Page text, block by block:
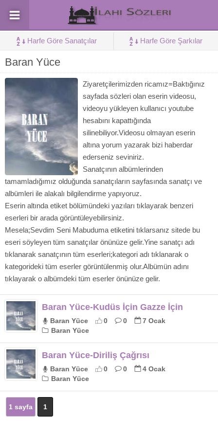
Harfe Göre Sanatçılar Harfe Göre Şarkılar
Baran Yüce
Ziyaretçilerimizden ricamız=Baktığınız
sayfada sözleri olan eserin videosu,
videoyu yükleyen kullanıcı youtube
hesabını kapattığında
silinebiliyor.Videosu olmayan eserin
altına yorum yazarak bizi haberdar
ederseniz seviniriz.
Sanatçının albümlerinden
tamamladığımız olduğunda sanatçıların sayfasında sanatçı ve
albümleri ile alakalı bilgilendirme yapıyoruz.
Eserin altında etiket bölümündeki yazıları tıklayarak benzeri
eserleri bir arada görüntüleyebilirsiniz.
Mesela;Sevdim Seni Mabuduma etiketini tıklarsanız sitede bu
eseri söyleyen tüm sanatçılar önünüze gelir.Yine sanatçı adı
tıklanarak sanatçının tüm eserleri;kategori adı tıklanarak o
kategorideki tüm eserler görüntülenmiş olur.Albümün adını
tıklayarak o albümdeki tüm eserler önünüze gelir.
Baran Yüce-Kudüs İçin Gazze İçin
Baran Yüce 0 0
7 Ocak
Baran Yüce
Baran Yüce-Diriliş Çağrısı
Baran Yüce 0 0
4 Ocak
Baran Yüce
1 sayfa 1